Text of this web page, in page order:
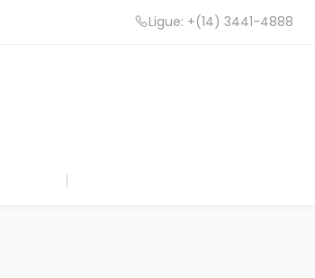
Ligue: +(14) 3441-4888